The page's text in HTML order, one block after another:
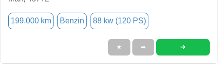
199.000 km Benzin 88 kw (120 PS)
★ ➦ ➜